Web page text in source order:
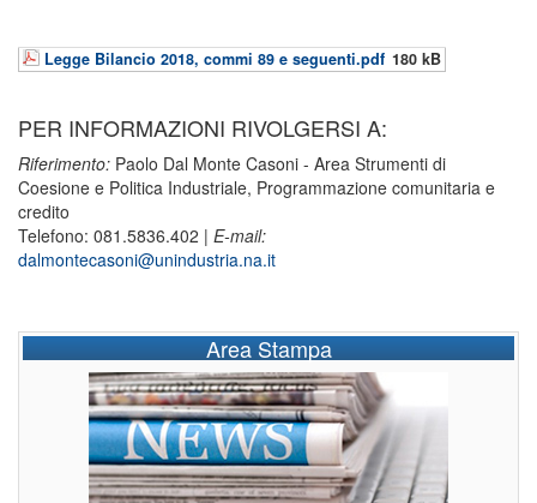
Legge Bilancio 2018, commi 89 e seguenti.pdf 180 kB
PER INFORMAZIONI RIVOLGERSI A:
Riferimento: Paolo Dal Monte Casoni - Area Strumenti di
Coesione e Politica Industriale, Programmazione comunitaria e
credito
Telefono: 081.5836.402 | E-mail:
dalmontecasoni@unindustria.na.it
Area Stampa